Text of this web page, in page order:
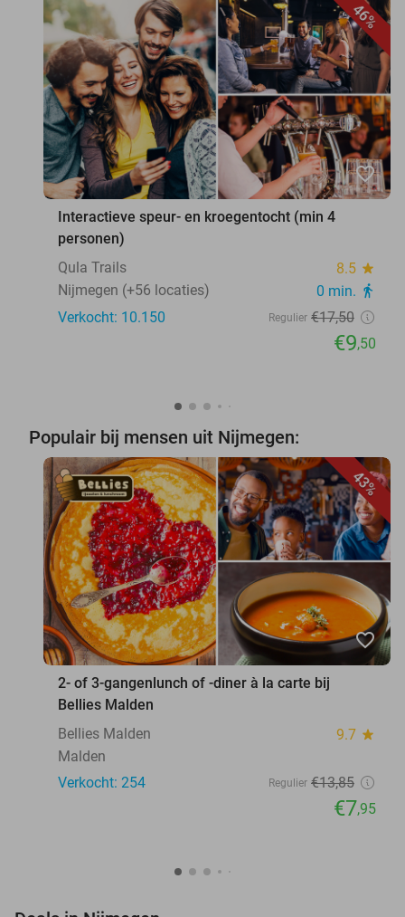
46%
favorite_border
Interactieve speur- en kroegentocht (min 4
personen)
Qula Trails
8.5 star
Nijmegen (+56 locaties) 0 min. directions_walk
Verkocht: 10.150 Regulier €17,50
€9,50
Populair bij mensen uit Nijmegen:
43%
favorite_border
2- of 3-gangenlunch of -diner à la carte bij
Bellies Malden
Bellies Malden
9.7 star
Malden
Verkocht: 254
Regulier €13,85
€7,95